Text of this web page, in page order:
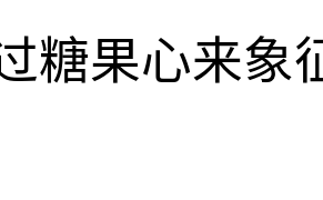
糖果心来象